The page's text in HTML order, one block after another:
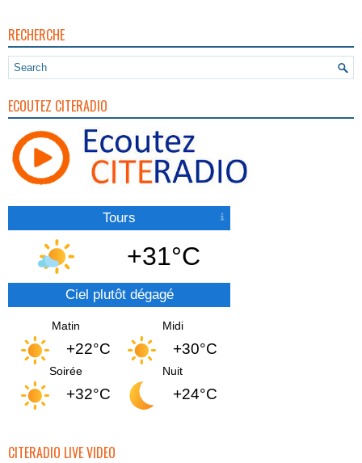
RECHERCHE
ECOUTEZ CITERADIO
Tours
+31°C
Ciel plutôt dégagé
Matin
+22°C
Midi
+30°C
Soirée
+32°C
Nuit
+24°C
CITERADIO LIVE VIDEO